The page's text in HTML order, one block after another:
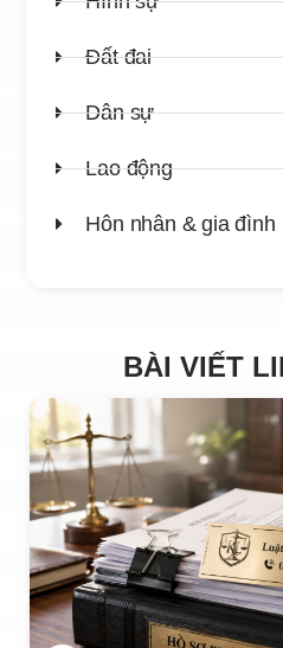
Đất đai
Dân sự
Lao động
Hôn nhân & gia đình
BÀI VIẾT